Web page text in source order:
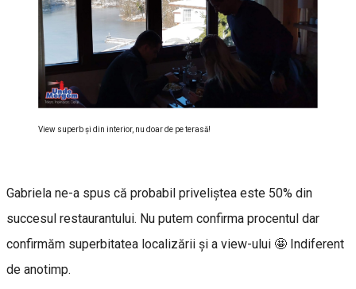
View superb şi din interior, nu doar de pe terasă!
Gabriela ne-a spus că probabil priveliștea este 50% din
succesul restaurantului. Nu putem confirma procentul dar
confirmăm superbitatea localizării și a view-ului 🤩 Indiferent
de anotimp.